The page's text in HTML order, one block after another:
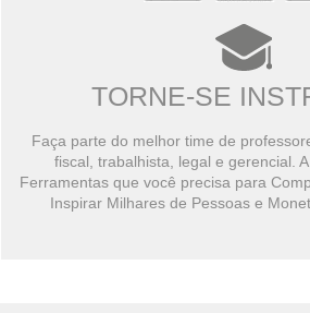
TORNE-SE
Faça parte do melhor time de
fiscal, trabalhista, legal e gerencial.
Ferramentas que você precisa para
Inspirar Milhares de Pessoas e